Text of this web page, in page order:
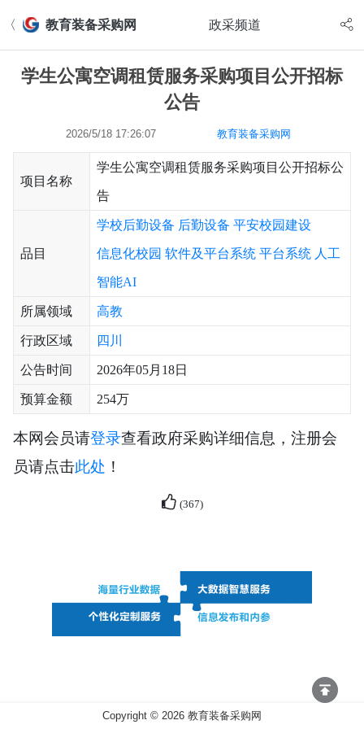
〈 教育装备采购网 政采频道
学生公寓空调租赁服务采购项目公开招标
公告
2026/5/18 17:26:07 教育装备采购网
项目名称
学生公寓空调租赁服务采购项目公开招标公
告
品目
学校后勤设备 后勤设备 平安校园建设
信息化校园 软件及平台系统 平台系统 人工
智能AI
所属领域 高教
行政区域 四川
公告时间 2026年05月18日
预算金额 254万
本网会员请登录查看政府采购详细信息，注册会
员请点击此处 ！
(367)
Copyright © 2026 教育装备采购网